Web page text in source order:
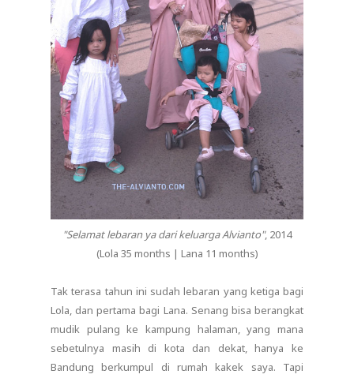
"Selamat lebaran ya dari keluarga Alvianto", 2014
(Lola 35 months | Lana 11 months)
Tak terasa tahun ini sudah lebaran yang ketiga bagi
Lola, dan pertama bagi Lana. Senang bisa berangkat
mudik pulang ke kampung halaman, yang mana
sebetulnya masih di kota dan dekat, hanya ke
Bandung berkumpul di rumah kakek saya. Tapi